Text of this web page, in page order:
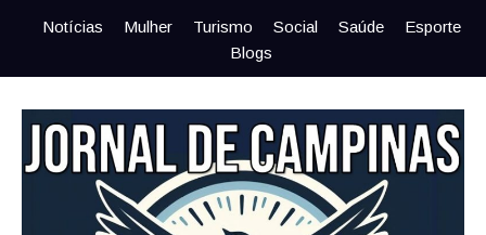
Notícias Mulher Turismo Social Saúde
Esporte
Blogs